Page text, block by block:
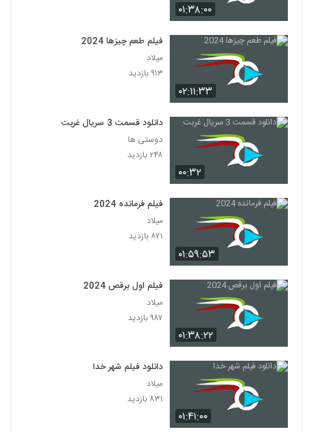
۰۱:۳۸:۰۰
۰۲:۱۱:۳۳
فیلم طعم چیزها 2024
میلاد
۹۱۳ بازدید
۰۰:۳۲
دانلود قسمت 3 سریال غربت
دوستی ها
۲۴۸ بازدید
۰۱:۵۹:۵۳
فیلم فرمانده 2024
میلاد
۸۷۱ بازدید
۰۱:۳۸:۲۲
فیلم اول برقص 2024
میلاد
۹۸۷ بازدید
۰۱:۴۱:۰۰
دانلود فیلم شهر خدا
میلاد
۸۳۱ بازدید